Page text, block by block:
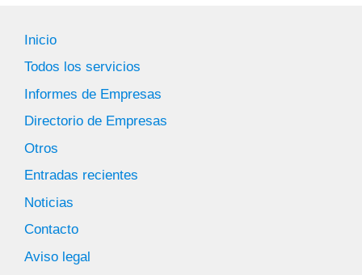
Inicio
Todos los servicios
Informes de Empresas
Directorio de Empresas
Otros
Entradas recientes
Noticias
Contacto
Aviso legal